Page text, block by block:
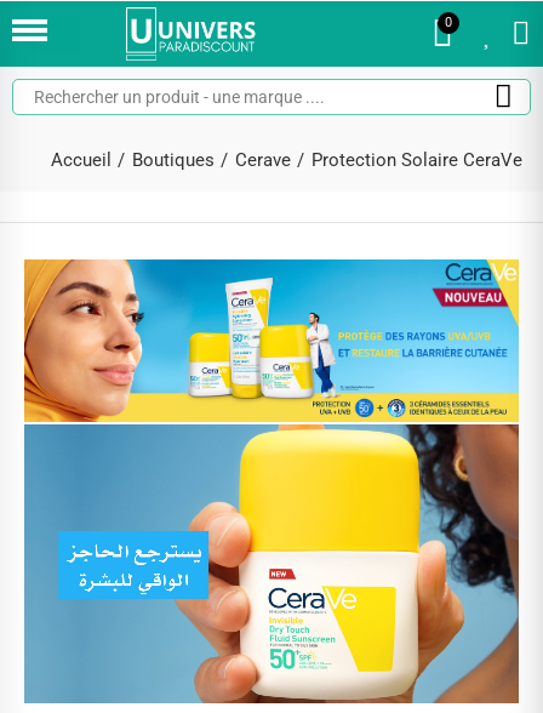
0
Accueil Boutiques Cerave Protection Solaire CeraVe